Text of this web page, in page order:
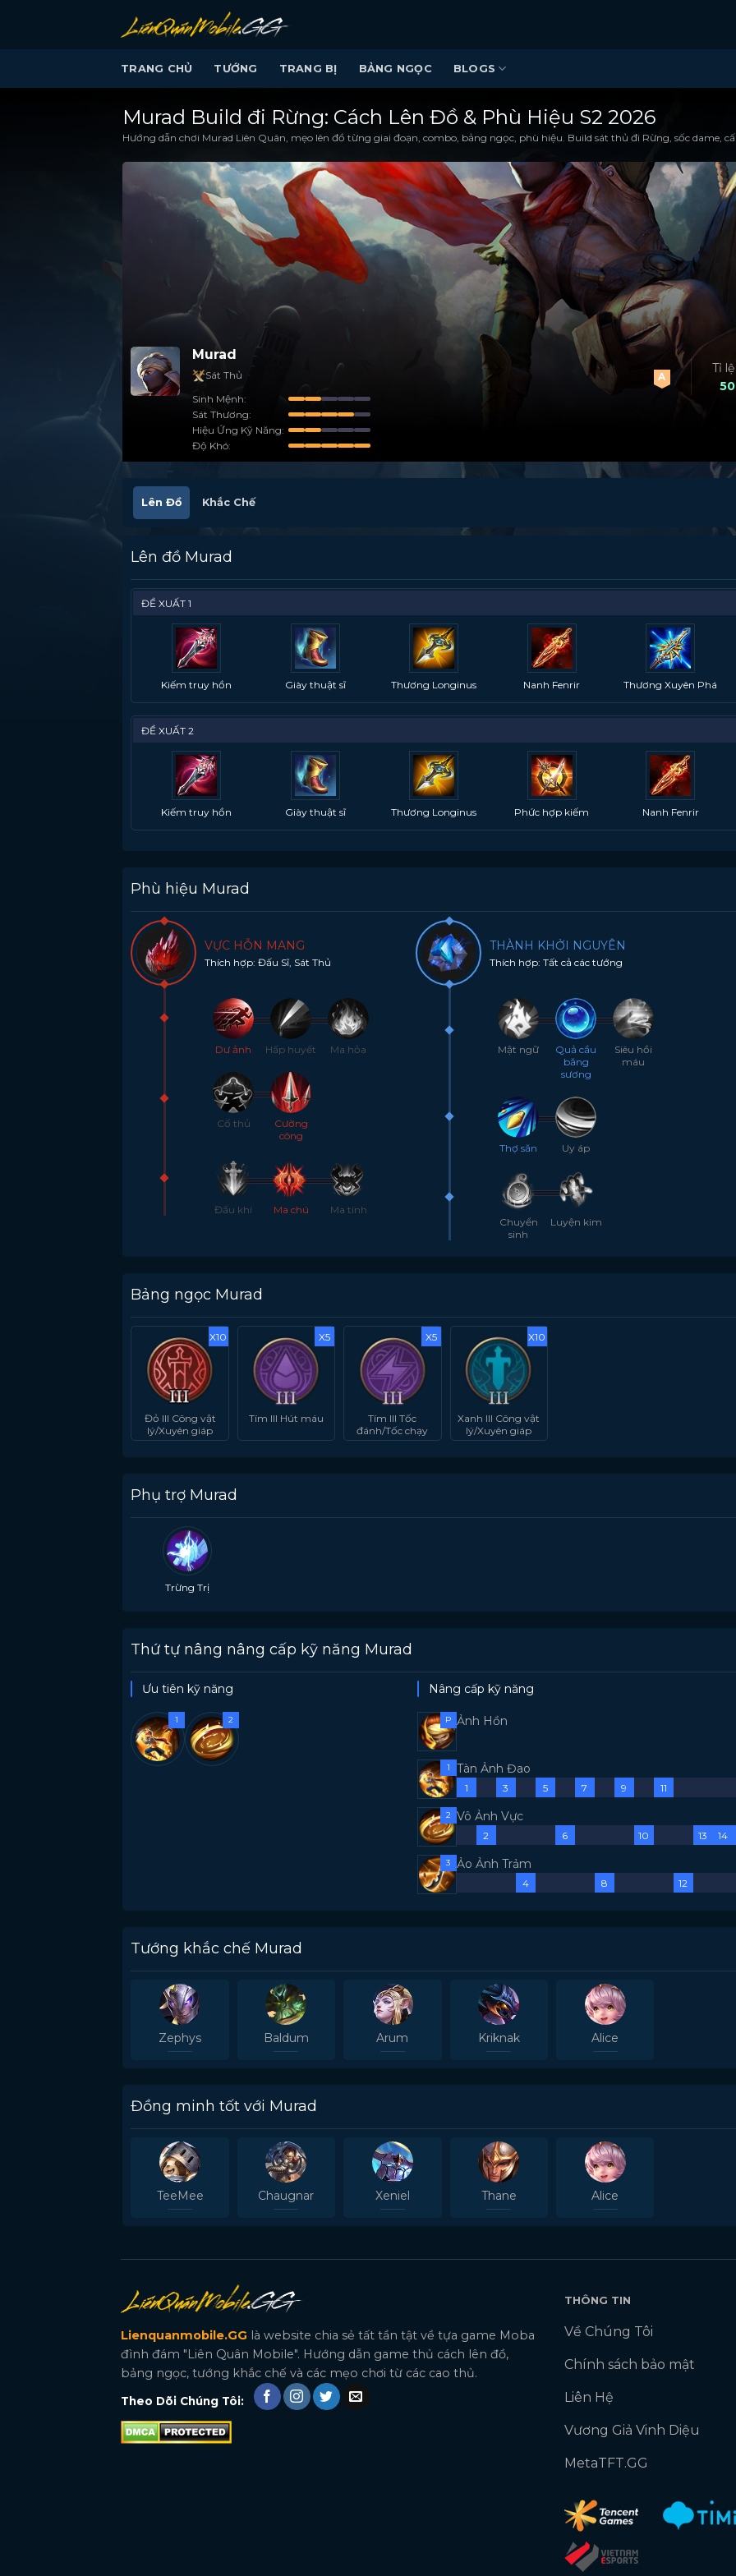
TRANG CHỦ TƯỚNG TRANG BỊ BẢNG NGỌC BLOGS
Murad Build đi Rừng: Cách Lên Đồ & Phù Hiệu S2 2026
Hướng dẫn chơi Murad Liên Quân, mẹo lên đồ từng giai đoạn, combo, bảng ngọc, phù hiệu. Build sát thủ đi Rừng, sốc dame,
Murad
Sát Thủ
Sinh Mệnh
Sát Thương
Hiệu Ứng Kỹ Năng
Độ Khó
A
Tỉ
Lên Đồ Khắc Chế
Lên đồ Murad
ĐỀ XUẤT 1
Kiếm truy hồn Giày thuật sĩ Thương Longinus Nanh Fenrir Thương Xuyên Phá
ĐỀ XUẤT 2
Kiếm truy hồn Giày thuật sĩ Thương Longinus Phức hợp kiếm Nanh Fenrir
Phù hiệu Murad
VỰC HỖN MANG
Thích hợp: Đấu Sĩ, Sát Thủ
Dư ảnh Hấp huyết Ma hỏa
Cố thủ
Cường
công
Đấu khí Ma chú Ma tính
THÀNH KHỞI NGUYÊN
Thích hợp: Tất cả các tướng
Mật ngữ
Quả cầu
băng
sương
Siêu hồi
máu
Thợ săn Uy áp
Chuyển
sinh
Luyện kim
Bảng ngọc Murad
X10
Đỏ III Công vật
lý/Xuyên giáp
X5
Tím III Hút máu
X5
Tím III Tốc
đánh/Tốc chạy
X10
Xanh III Công vật
lý/Xuyên giáp
Phụ trợ Murad
Trừng Trị
Thứ tự nâng nâng cấp kỹ năng Murad
Ưu tiên kỹ năng
1 2
Nâng cấp kỹ năng
P Ảnh Hồn
1 Tàn Ảnh Đao
1 3 5 7 9 11
2 Vô Ảnh Vực
2 6 10 13 14
3 Ảo Ảnh Trảm
4 8 12
Tướng khắc chế Murad
Zephys Baldum Arum Kriknak Alice
Đồng minh tốt với Murad
TeeMee Chaugnar Xeniel Thane Alice
Lienquanmobile.GG là website chia sẻ tất tần tật về tựa game Moba
đình đám "Liên Quân Mobile". Hướng dẫn game thủ cách lên đồ,
bảng ngọc, tướng khắc chế và các mẹo chơi từ các cao thủ.
Theo Dõi Chúng Tôi:
THÔNG TIN
Về Chúng Tôi
Chính sách bảo mật
Liên Hệ
Vương Giả Vinh Diệu
MetaTFT.GG